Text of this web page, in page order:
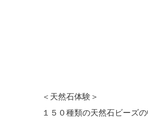
＜天然石体験＞
１５０種類の天然石ビーズ